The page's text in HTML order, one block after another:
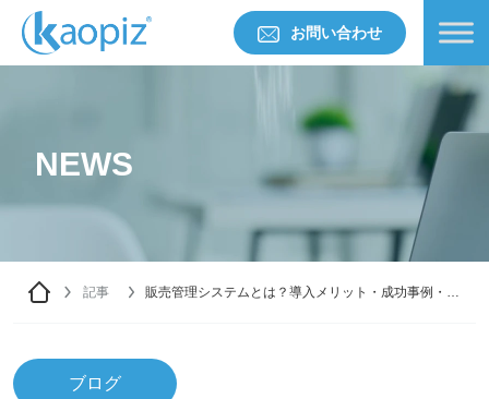
お問い合わせ
NEWS
記事
販売管理システムとは？導入メリット・成功事例・注
ブログ